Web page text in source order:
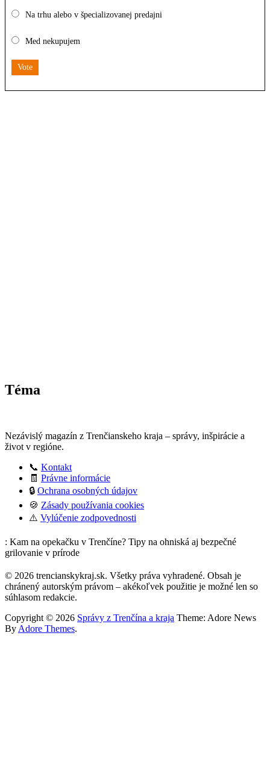
Na trhu alebo v špecializovanej predajni
Med nekupujem
Vote
Téma
Nezávislý magazín z Trenčianskeho kraja – správy, inšpirácie a
život v regióne.
📞 Kontakt
🧾 Právne informácie
🔒 Ochrana osobných údajov
🍪 Zásady používania cookies
⚠️ Vylúčenie zodpovednosti
: Kam na opekačku v Trenčíne? Tipy na ohniská aj bezpečné
grilovanie v prírode
© 2026 trencianskykraj.sk. Všetky práva vyhradené. Obsah je
chránený autorským právom – akékoľvek použitie je možné len so
súhlasom redakcie.
Copyright © 2026 Správy z Trenčína a kraja Theme: Adore News
By Adore Themes.